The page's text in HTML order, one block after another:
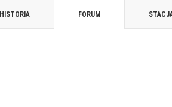
HISTORIA FORUM